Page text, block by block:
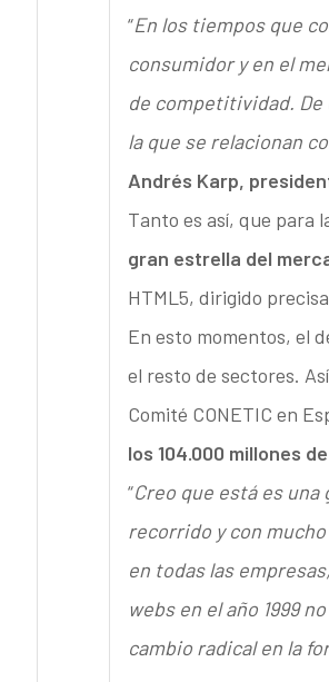
“En los tiempos que
consumidor y en el
de competitividad. De
la que se relacionan
Andrés Karp,
Tanto es así, que para
gran estrella del
HTML5, dirigido
En esto momentos, el
el resto de sectores.
Comité CONETIC en
los 104.000 millones
“Creo que está es una
recorrido y con
en todas las
webs en el año 1999
cambio radical en la